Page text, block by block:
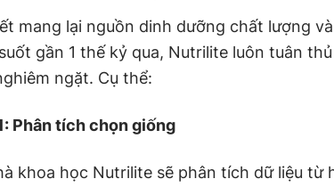
mang lại nguồn dinh dưỡng chất lượng
gần 1 thế kỷ qua, Nutrilite luôn tuân
ngặt. Cụ thể:
Phân tích chọn giống
khoa học Nutrilite sẽ phân tích dữ liệu từ